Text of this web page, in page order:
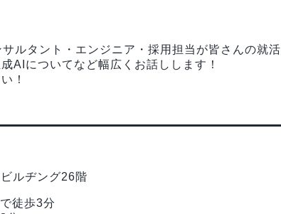
ルタント・エンジニア・採用担当が皆さんの就活
AIについてなど幅広くお話しします！
！
ルヂング26階
徒歩3分